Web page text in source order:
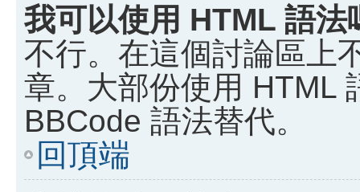
我可以使用 HTML 語法
不行。在這個討論區上
章。大部份使用 HTML
BBCode 語法替代。
回頂端